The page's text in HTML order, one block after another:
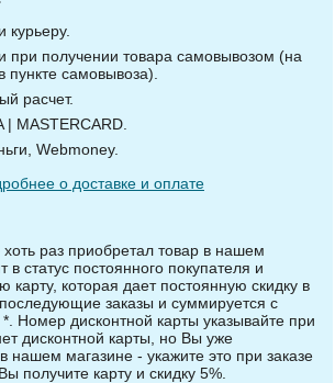
курьеру.
при получении товара самовывозом (на
пункте самовывоза).
расчет.
| MASTERCARD.
Webmoney.
о доставке и оплате
хоть раз приобретал товар в нашем
в статус постоянного покупателя и
карту, которая дает постоянную скидку в
заказы и суммируется с
Номер дисконтной карты указывайте при
дисконтной карты, но Вы уже
нашем магазине - укажите это при заказе
получите карту и скидку 5%.